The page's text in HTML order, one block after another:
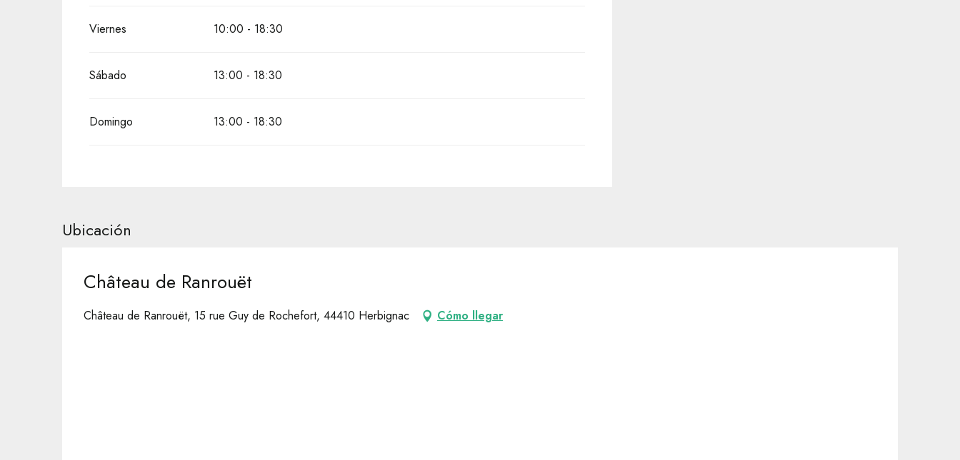
Viernes 10:00 - 18:30
Sábado 13:00 - 18:30
Domingo 13:00 - 18:30
Ubicación
Château de Ranrouët
Château de Ranrouët, 15 rue Guy de Rochefort, 44410 Herbignac Cómo llegar